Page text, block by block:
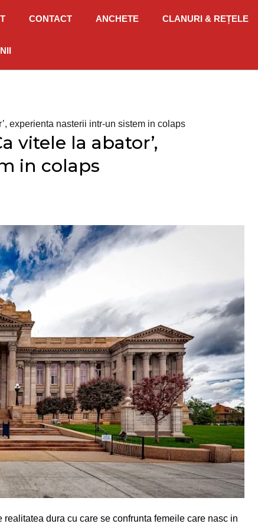
CONTACT ANCHETE CLANURI & REȚELE
experienta nasterii intr-un sistem in colaps
vitele la abator’,
in colaps
dura cu care se confrunta femeile care nasc in